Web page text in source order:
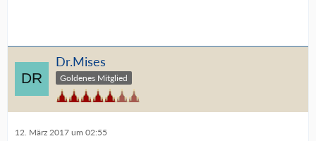
Dr.Mises
Goldenes Mitglied
12. März 2017 um 02:55